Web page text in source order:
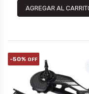
AGREGAR AL
-50% OFF